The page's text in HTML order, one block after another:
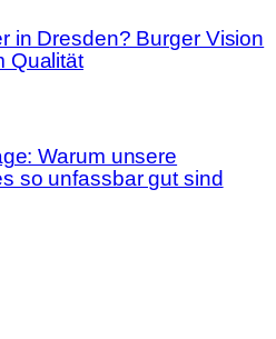
in Dresden? Burger Vision
Qualität
Warum unsere
so unfassbar gut sind